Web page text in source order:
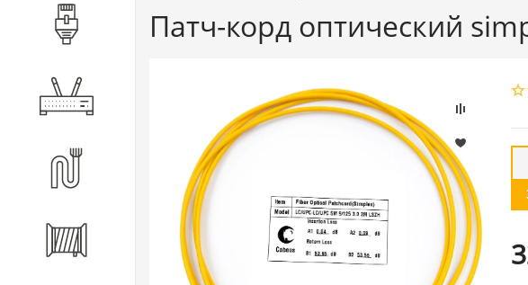
Компоненты СКС
Волоконно-оптические
компоненты
Патч-корд оптический